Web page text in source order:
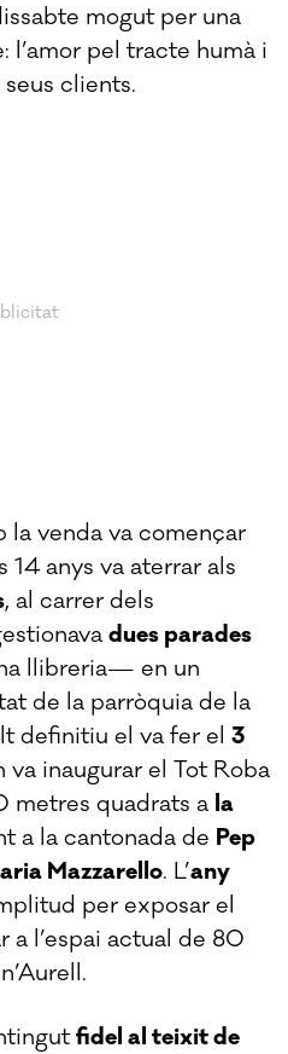
mogut per una
l’amor pel tracte humà i
clients.
la venda va començar
14 anys va aterrar als
, al carrer dels
dues parades
llibreria— en un
de la parròquia de la
definitiu el va fer el3
va inaugurar el Tot Roba
metres quadrats a la
a la cantonada de Pep
Mazzarello. L’any
per exposar el
a l’espai actual de 80
fidel al teixit de